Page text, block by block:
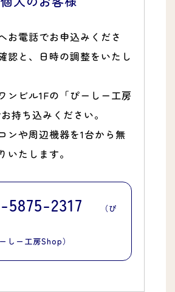
お電話でお申込みくださ
認と、日時の調整をいたし
ンビル1Fの「ぴーしー工房
持ち込みください。
ンや周辺機器を1台から無
いたします。
5875-2317 （ぴ
ーしー工房Shop）